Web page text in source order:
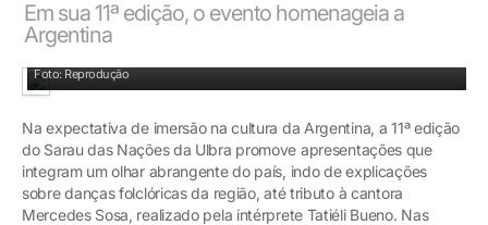
Em sua 11ª edição, o evento homenageia a
Argentina
Foto: Reprodução
Na expectativa de imersão na cultura da Argentina, a 11ª edição
do Sarau das Nações da Ulbra promove apresentações que
integram um olhar abrangente do país, indo de explicações
sobre danças folclóricas da região, até tributo à cantora
Mercedes Sosa, realizado pela intérprete Tatiéli Bueno. Nas